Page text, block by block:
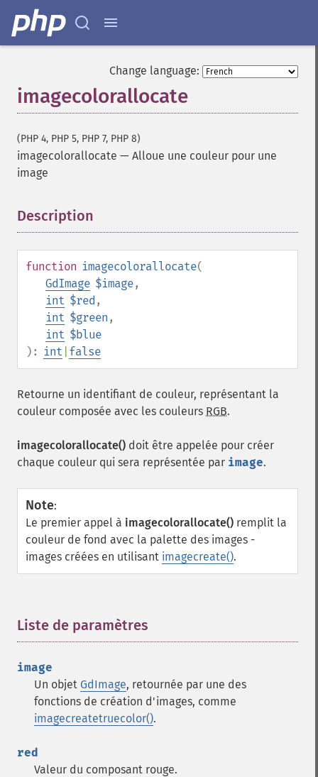
Change language:
imagecolorallocate
(PHP 4, PHP 5, PHP 7, PHP 8)
imagecolorallocate — Alloue une couleur pour une
image
Description
function imagecolorallocate(
GdImage $image,
int $red ,
int $green ,
int $blue
):
int false
Retourne un identifiant de couleur, représentant la
couleur composée avec les couleurs RGB.
imagecolorallocate() doit être appelée pour créer
chaque couleur qui sera représentée par image.
Note:
Le premier appel à imagecolorallocate() remplit la
couleur de fond avec la palette des images -
images créées en utilisant imagecreate().
Liste de paramètres
image
Un objet GdImage, retournée par une des
fonctions de création d'images, comme
imagecreatetruecolor().
red
Valeur du composant rouge.